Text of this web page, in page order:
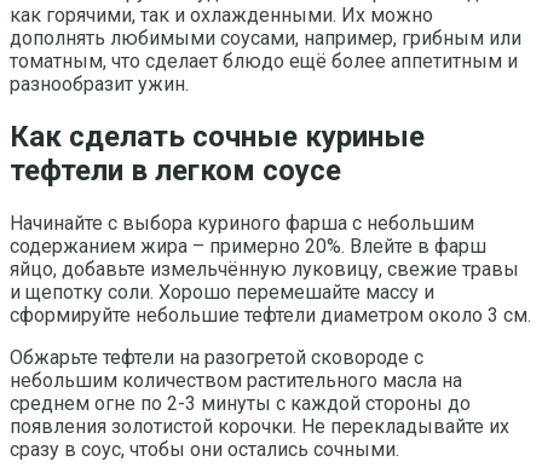
как горячими, так и охлажденными. Их можно
дополнять любимыми соусами, например, грибным или
томатным, что сделает блюдо ещё более аппетитным и
разнообразит ужин.
Как сделать сочные куриные
тефтели в легком соусе
Начинайте с выбора куриного фарша с небольшим
содержанием жира – примерно 20%. Влейте в фарш
яйцо, добавьте измельчённую луковицу, свежие травы
и щепотку соли. Хорошо перемешайте массу и
сформируйте небольшие тефтели диаметром около 3 см.
Обжарьте тефтели на разогретой сковороде с
небольшим количеством растительного масла на
среднем огне по 2-3 минуты с каждой стороны до
появления золотистой корочки. Не перекладывайте их
сразу в соус, чтобы они остались сочными.